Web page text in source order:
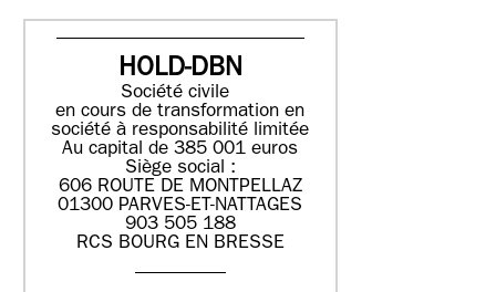
HOLD-DBN
Société civile
en cours de transformation en
société à responsabilité limitée
Au capital de 385 001 euros
Siège social :
606 ROUTE DE MONTPELLAZ
01300 PARVES-ET-NATTAGES
903 505 188
RCS BOURG EN BRESSE